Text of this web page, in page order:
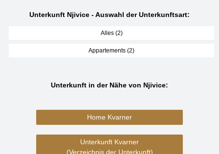
Unterkunft Njivice - Auswahl der Unterkunftsart:
Alles (2)
Appartements (2)
Unterkunft in der Nähe von Njivice:
Home Kvarner
Unterkunft Kvarner
(Verzeichnis der Unterkunft)